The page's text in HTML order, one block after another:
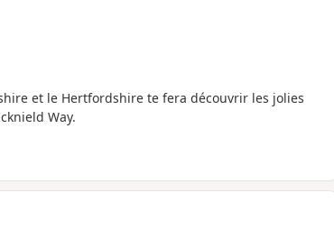
et le Hertfordshire te fera découvrir les jolies
Way.